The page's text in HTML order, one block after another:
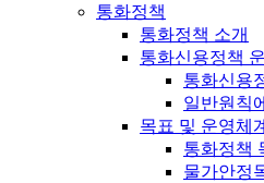
통화정책
통화정책 소개
통화신용정책
통화신용
일반원칙
목표 및 운영체계
통화정책
물가안정